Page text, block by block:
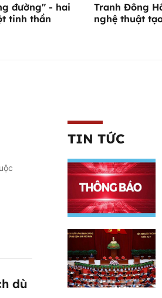
đường" - hai
tinh thần
Tranh Đông
nghệ thuật
dù
TIN TỨC